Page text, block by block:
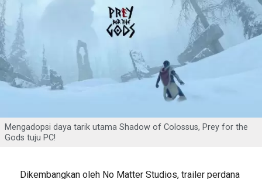
Mengadopsi daya tarik utama Shadow of Colossus, Prey for the
Gods tuju PC!
Dikembangkan oleh No Matter Studios, trailer perdana